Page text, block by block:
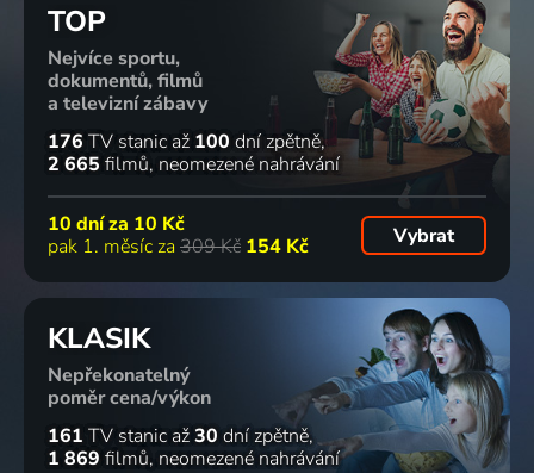
TOP
Nejvíce sportu,
dokumentů, filmů
a televizní zábavy
176 TV stanic až 100 dní zpětně
2 665 filmů neomezené nahrávání
10 dní za 10 Kč
pak 1. měsíc za 309 Kč 154 Kč Vybrat
KLASIK
Nepřekonatelný
poměr cena/výkon
161 TV stanic až30 dní zpětně
1 869 filmů neomezené nahrávání